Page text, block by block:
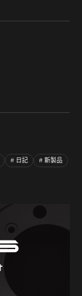
日記 新製品